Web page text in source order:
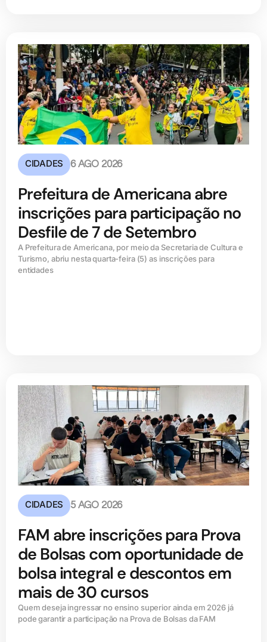
CIDADES 6 AGO 2026
Prefeitura de Americana abre
inscrições para participação no
Desfile de 7 de Setembro
A Prefeitura de Americana, por meio da Secretaria de Cultura e
Turismo, abriu nesta quarta-feira (5) as inscrições para
entidades
CIDADES 5 AGO 2026
FAM abre inscrições para Prova
de Bolsas com oportunidade de
bolsa integral e descontos em
mais de 30 cursos
Quem deseja ingressar no ensino superior ainda em 2026 já
pode garantir a participação na Prova de Bolsas da FAM